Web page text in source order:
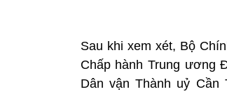
Sau khi xem xét, Bộ
Chấp hành Trung ương
Dân vận Thành uỷ